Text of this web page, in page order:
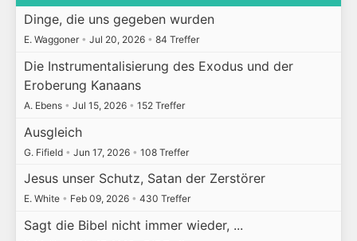
Dinge, die uns gegeben wurden
E. Waggoner • Jul 20, 2026 • 84 Treffer
Die Instrumentalisierung des Exodus und der
Eroberung Kanaans
A. Ebens • Jul 15, 2026 • 152 Treffer
Ausgleich
G. Fifield • Jun 17, 2026 • 108 Treffer
Jesus unser Schutz, Satan der Zerstörer
E. White • Feb 09, 2026 • 430 Treffer
Sagt die Bibel nicht immer wieder, ...